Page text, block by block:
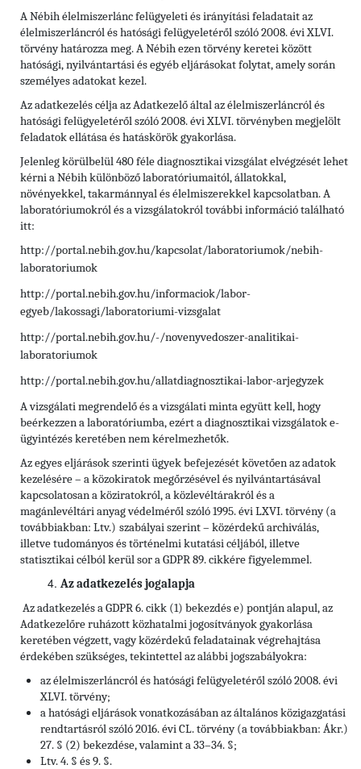
A Nébih élelmiszerlánc felügyeleti és irányítási feladatait az
élelmiszerláncról és hatósági felügyeletéről szóló 2008. évi XLVI.
törvény határozza meg. A Nébih ezen törvény keretei között
hatósági, nyilvántartási és egyéb eljárásokat folytat, amely során
személyes adatokat kezel.
Az adatkezelés célja az Adatkezelő által az élelmiszerláncról és
hatósági felügyeletéről szóló 2008. évi XLVI. törvényben megjelölt
feladatok ellátása és hatáskörök gyakorlása.
Jelenleg körülbelül 480 féle diagnosztikai vizsgálat elvégzését lehet
kérni a Nébih különböző laboratóriumaitól, állatokkal,
növényekkel, takarmánnyal és élelmiszerekkel kapcsolatban. A
laboratóriumokról és a vizsgálatokról további információ található
itt:
http://portal.nebih.gov.hu/kapcsolat/laboratoriumok/nebih-
laboratoriumok
http://portal.nebih.gov.hu/informaciok/labor-
egyeb/lakossagi/laboratoriumi-vizsgalat
http://portal.nebih.gov.hu/-/novenyvedoszer-analitikai-
laboratoriumok
http://portal.nebih.gov.hu/allatdiagnosztikai-labor-arjegyzek
A vizsgálati megrendelő és a vizsgálati minta együtt kell, hogy
beérkezzen a laboratóriumba, ezért a diagnosztikai vizsgálatok e-
ügyintézés keretében nem kérelmezhetők.
Az egyes eljárások szerinti ügyek befejezését követően az adatok
kezelésére – a közokiratok megőrzésével és nyilvántartásával
kapcsolatosan a köziratokról, a közlevéltárakról és a
magánlevéltári anyag védelméről szóló 1995. évi LXVI. törvény (a
továbbiakban: Ltv.) szabályai szerint – közérdekű archiválás,
illetve tudományos és történelmi kutatási céljából, illetve
statisztikai célból kerül sor a GDPR 89. cikkére figyelemmel.
Az adatkezelés jogalapja
Az adatkezelés a GDPR 6. cikk (1) bekezdés e) pontján alapul, az
Adatkezelőre ruházott közhatalmi jogosítványok gyakorlása
keretében végzett, vagy közérdekű feladatainak végrehajtása
érdekében szükséges, tekintettel az alábbi jogszabályokra:
az élelmiszerláncról és hatósági felügyeletéről szóló 2008. évi
XLVI. törvény;
a hatósági eljárások vonatkozásában az általános közigazgatási
rendtartásról szóló 2016. évi CL. törvény (a továbbiakban: Ákr.)
27. § (2) bekezdése, valamint a 33–34. §;
Ltv. 4. § és 9. §.